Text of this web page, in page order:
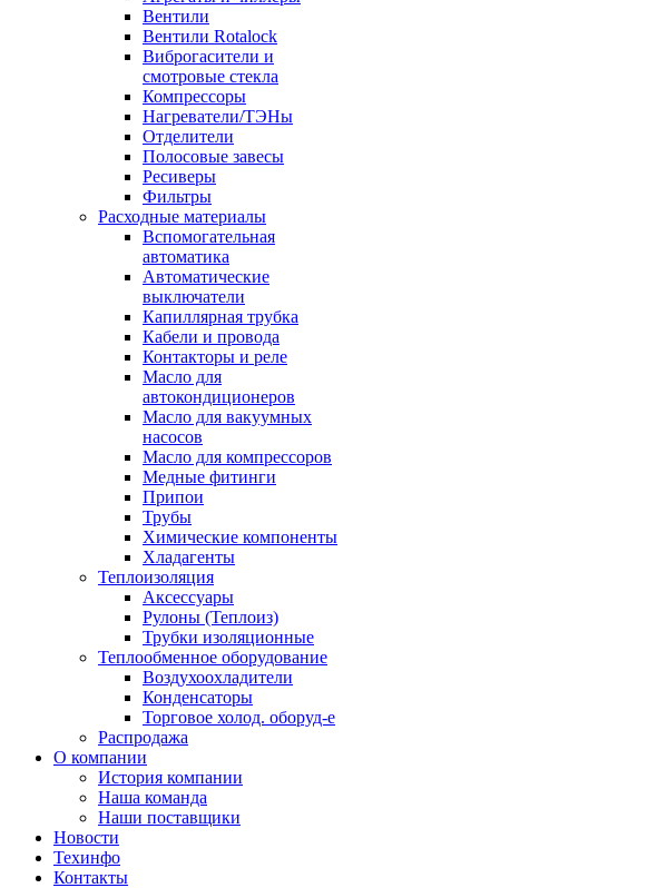
Вентили
Вентили Rotalock
Виброгасители и
смотровые стекла
Компрессоры
Нагреватели/ТЭНы
Отделители
Полосовые завесы
Ресиверы
Фильтры
Расходные материалы
Вспомогательная
автоматика
Автоматические
выключатели
Капиллярная трубка
Кабели и провода
Контакторы и реле
Масло для
автокондиционеров
Масло для вакуумных
насосов
Масло для компрессоров
Медные фитинги
Припои
Трубы
Химические компоненты
Хладагенты
Теплоизоляция
Аксессуары
Рулоны (Теплоиз)
Трубки изоляционные
Теплообменное оборудование
Воздухоохладители
Конденсаторы
Торговое холод. оборуд-е
Распродажа
О компании
История компании
Наша команда
Наши поставщики
Новости
Техинфо
Контакты